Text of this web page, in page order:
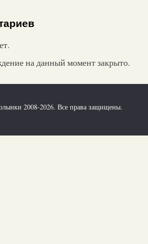
на данный момент закрыто.
2008-2026. Все права защищены.